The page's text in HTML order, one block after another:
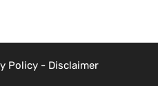
Policy- Disclaimer